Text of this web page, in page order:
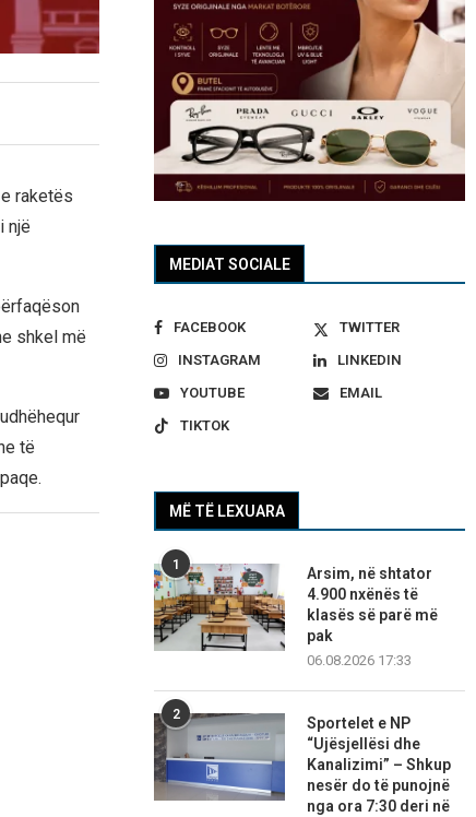
raketës
një
shkel më
të
MEDIAT SOCIALE
FACEBOOK
TWITTER
INSTAGRAM
LINKEDIN
YOUTUBE
EMAIL
TIKTOK
MË TË LEXUARA
1
Arsim, në shtator
4.900 nxënës të
klasës së parë më
pak
06.08.2026 17:33
2
Sportelet e NP
“Ujësjellësi dhe
Kanalizimi” – Shkup
nesër do të punojnë
nga ora 7:30 deri në